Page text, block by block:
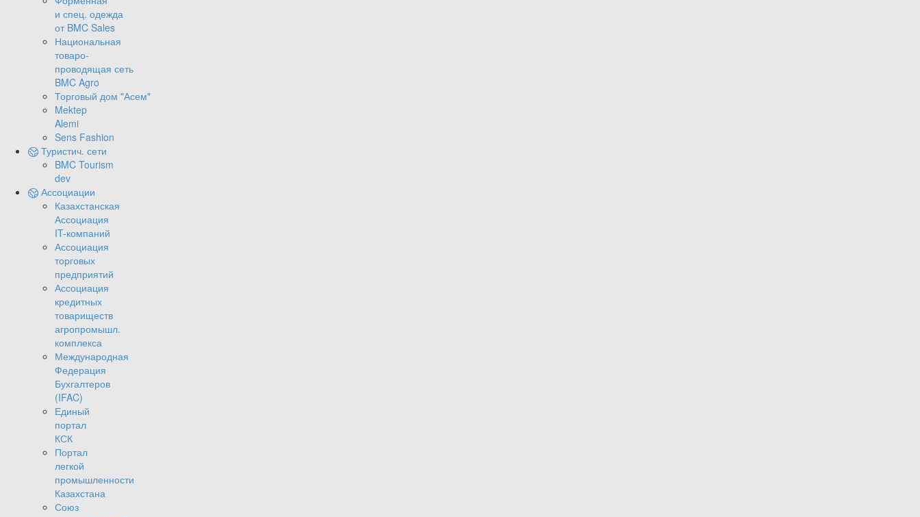
и спец. одежда
от BMC Sales
Национальная
товаро-
проводящая сеть
BMC Agro
Торговый дом "Асем"
Mektep
Alemi
Sens Fashion
Туристич. сети
BMC Tourism
dev
Ассоциации
Казахстанская
Ассоциация
IT-компаний
Ассоциация
торговых
предприятий
Ассоциация
кредитных
товариществ
агропромышл.
комплекса
Международная
Федерация
Бухгалтеров
(IFAC)
Единый
портал
КСК
Портал
легкой
промышленности
Казахстана
Союз